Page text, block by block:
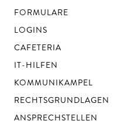
FORMULARE
LOGINS
CAFETERIA
IT-HILFEN
KOMMUNIKAMPEL
RECHTSGRUNDLAGEN
ANSPRECHSTELLEN